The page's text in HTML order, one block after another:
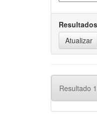
Resultado